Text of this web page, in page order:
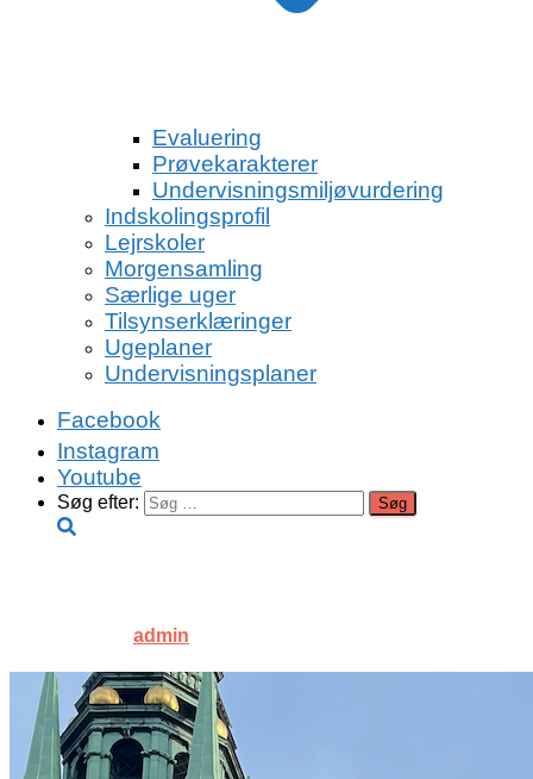
Evaluering
Prøvekarakterer
Undervisningsmiljøvurdering
Indskolingsprofil
Lejrskoler
Morgensamling
Særlige uger
Tilsynserklæringer
Ugeplaner
Undervisningsplaner
Facebook
Instagram
Youtube
Søg efter:
admin